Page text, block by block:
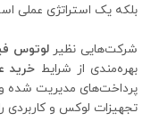
بلکه یک استراتژی عملی
شرکت‌هایی نظیرلوتوس
بهره‌مندی از شرایط خرید
پرداخت‌های مدیریت ‌شده
تجهیزات لوکس و کاربردی